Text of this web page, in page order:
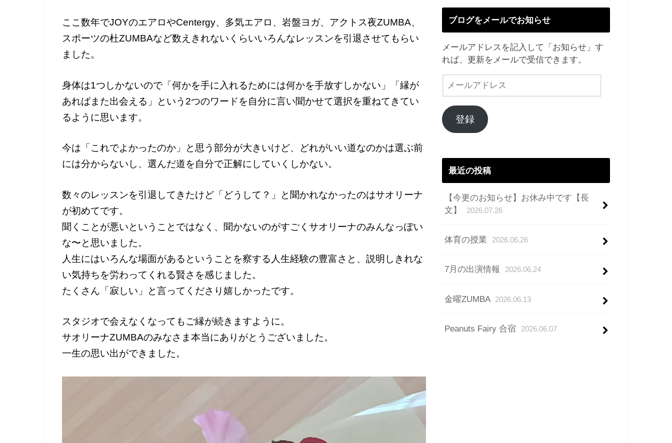
ここ数年でJOYのエアロやCentergy、多気エアロ、岩盤ヨガ、アクトス夜ZUMBA、
スポーツの杜ZUMBAなど数えきれないくらいいろんなレッスンを引退させてもらい
ました。
身体は1つしかないので「何かを手に入れるためには何かを手放すしかない」「縁が
あればまた出会える」という2つのワードを自分に言い聞かせて選択を重ねてきてい
るように思います。
今は「これでよかったのか」と思う部分が大きいけど、どれがいい道なのかは選ぶ前
には分からないし、選んだ道を自分で正解にしていくしかない。
数々のレッスンを引退してきたけど「どうして？」と聞かれなかったのはサオリーナ
が初めてです。
聞くことが悪いということではなく、聞かないのがすごくサオリーナのみんなっぽい
な〜と思いました。
人生にはいろんな場面があるということを察する人生経験の豊富さと、説明しきれな
い気持ちを労わってくれる賢さを感じました。
たくさん「寂しい」と言ってくださり嬉しかったです。
スタジオで会えなくなってもご縁が続きますように。
サオリーナZUMBAのみなさま本当にありがとうございました。
一生の思い出ができました。
ブログをメールでお知らせ
メールアドレスを記入して「お知らせ」す
れば、更新をメールで受信できます。
ル
ア
ド
登録
最近の投稿
【今更のお知らせ】お休み中です【長
文】
2026.07.26
体育の授業 2026.06.26
7月の出演情報 2026.06.24
金曜ZUMBA 2026.06.13
Peanuts Fairy 合宿 2026.06.07